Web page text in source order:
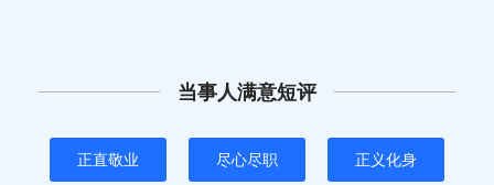
当事人满意短评
正直敬业 尽心尽职 正义化身